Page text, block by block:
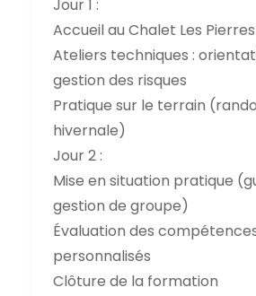
Jour 1 :
Accueil au Chalet Les
Ateliers techniques :
gestion des risques
Pratique sur le terrain
hivernale)
Jour 2 :
Mise en situation pratique
gestion de groupe)
Évaluation des
personnalisés
Clôture de la formation